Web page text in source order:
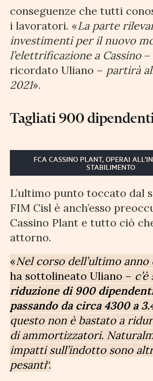
conseguenze che tutti
i lavoratori. «La parte
investimenti per il nuovo
l’elettrificazione a Cassino–
ricordato Uliano – partirà
2021».
Tagliati 900
FCA CASSINO PLANT, OPERAI
STABILIMENTO
L’ultimo punto toccato dal
FIM Cisl è anch’esso
Cassino Plant e tutto ciò
attorno.
«Nel corso dell’ultimo anno
ha sottolineato Uliano –
riduzione di 900
passando da circa 4300 a
questo non è bastato a
di ammortizzatori.
impatti sull’indotto sono
pesanti“.